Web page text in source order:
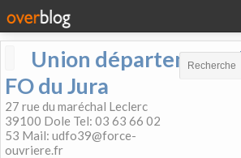
Union
FO du Jura
27 rue du maréchal Leclerc
39100 Dole Tel: 03 63 66 02
53 Mail: udfo39@force-
ouvriere.fr